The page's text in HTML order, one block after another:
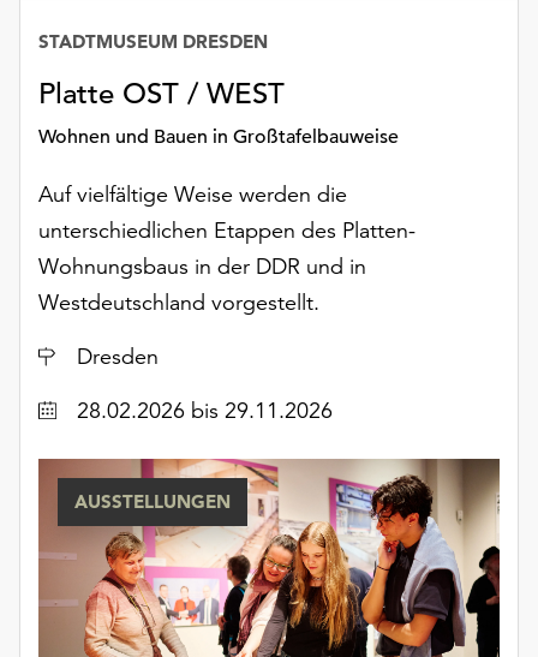
Platte OST / WEST
Wohnen und Bauen in Großtafelbauweise
STADTMUSEUM DRESDEN
Auf vielfältige Weise werden die
unterschiedlichen Etappen des Platten-
Wohnungsbaus in der DDR und in
Westdeutschland vorgestellt.
Ort
Dresden
Datum28.02.2026 bis 29.11.2026
AUSSTELLUNGEN